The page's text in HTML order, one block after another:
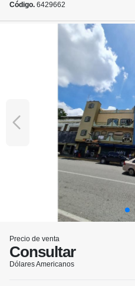
Código. 6429662
Precio de venta
Consultar
Dólares Americanos